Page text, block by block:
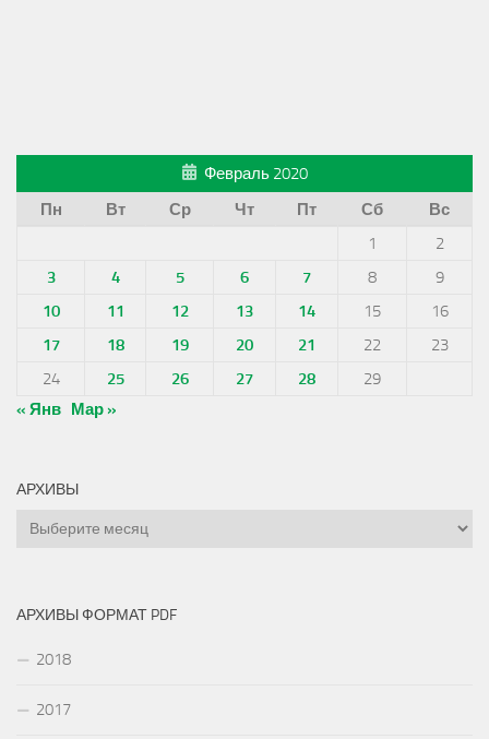
Февраль 2020
Пн
Вт Ср Чт Пт Сб
Вс
1
2
3
4 5 6 7 8
9
10
11 12 13 14 15
16
17
18 19 20 21 22
23
24
25 26 27 28
29
« Янв Мар »
АРХИВЫ
Архивы
АРХИВЫ ФОРМАТ PDF
2018
2017